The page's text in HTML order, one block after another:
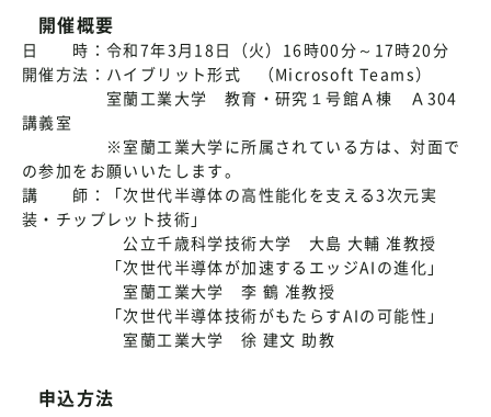
開催概要
日 時：令和7年3月18日（火）16時00分～17時20分
開催方法：ハイブリット形式 （Microsoft Teams）
室蘭工業大学 教育・研究１号館Ａ棟 Ａ304
講義室
※室蘭工業大学に所属されている方は、対面で
の参加をお願いいたします。
講 師：「次世代半導体の高性能化を支える3次元実
装・チップレット技術」
公立千歳科学技術大学 大島 大輔 准教授
「次世代半導体が加速するエッジAIの進化」
室蘭工業大学 李 鶴 准教授
「次世代半導体技術がもたらすAIの可能性」
室蘭工業大学 徐 建文 助教
申込方法